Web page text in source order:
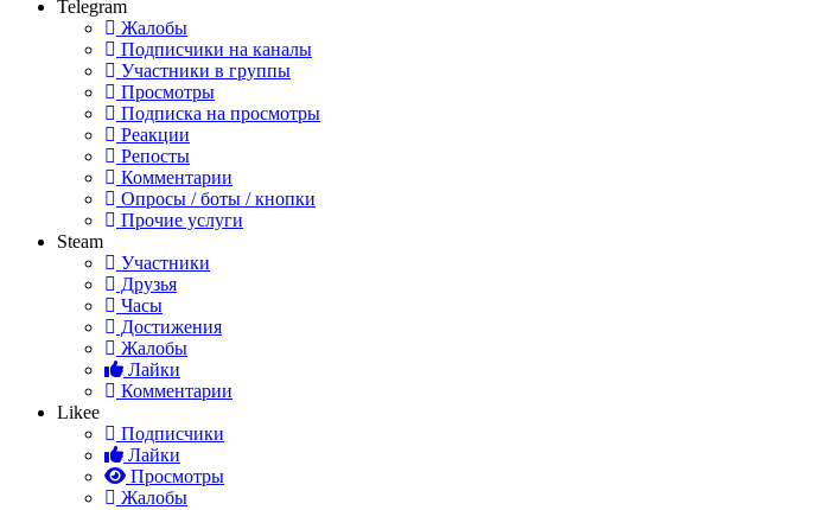
Telegram
Жалобы
Подписчики на каналы
Участники в группы
Просмотры
Подписка на просмотры
Реакции
Репосты
Комментарии
Опросы / боты / кнопки
Прочие услуги
Steam
Участники
Друзья
Часы
Достижения
Жалобы
Лайки
Комментарии
Likee
Подписчики
Лайки
Просмотры
Жалобы